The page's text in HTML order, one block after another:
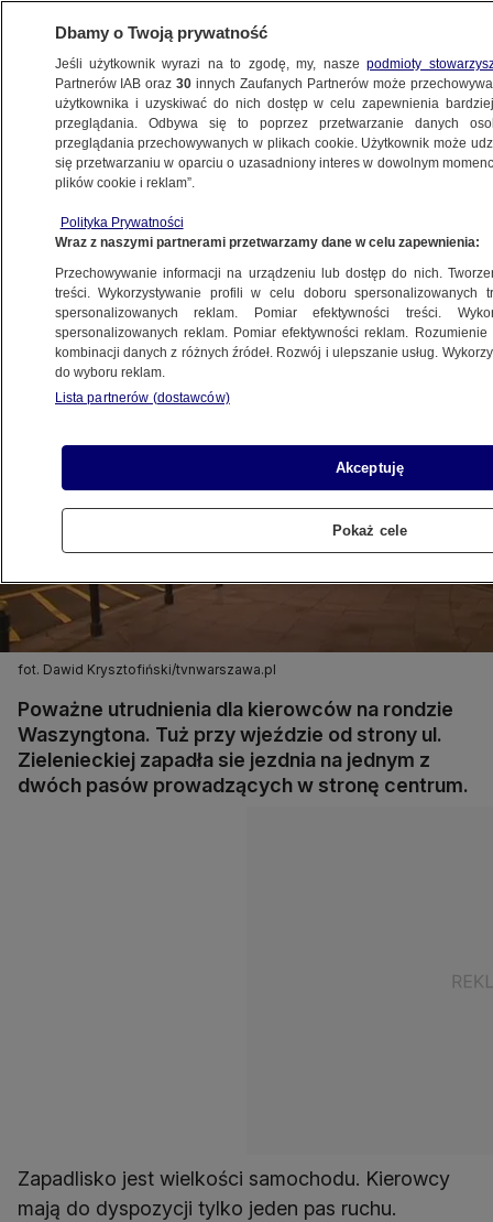
WARSZAWA
ULICE
Waszyngtona
7.10.2011, 19:37
Udostępnij
fot. Dawid Krysztofiński/tvnwarszawa.pl
Poważne utrudnienia dla kierowców na rondzie
Waszyngtona. Tuż przy wjeździe od strony ul.
Zielenieckiej zapadła sie jezdnia na jednym z
dwóch pasów prowadzących w stronę centrum.
Zapadlisko jest wielkości samochodu. Kierowcy
mają do dyspozycji tylko jeden pas ruchu.
Dbamy o Twoją prywatność
Jeśli użytkownik wyrazi na to zgodę, my, naszepodmioty
Partnerów IAB oraz30 innych Zaufanych Partnerów może
użytkownika i uzyskiwać do nich dostęp w celu zapewnienia
przeglądania. Odbywa się to poprzez przetwarzanie danych
przeglądania przechowywanych w plikach cookie. Użytkownik może
się przetwarzaniu w oparciu o uzasadniony interes w dowolnym
plików cookie i reklam”.
Polityka Prywatności
Wraz z naszymi partnerami przetwarzamy dane w celu zapewnienia:
Przechowywanie informacji na urządzeniu lub dostęp do nich.
treści. Wykorzystywanie profili w celu doboru spersonalizowanych
spersonalizowanych reklam. Pomiar efektywności treści.
spersonalizowanych reklam. Pomiar efektywności reklam.
kombinacji danych z różnych źródeł. Rozwój i ulepszanie usług.
do wyboru reklam.
Lista partnerów (dostawców)
Akceptuję
Pokaż cele